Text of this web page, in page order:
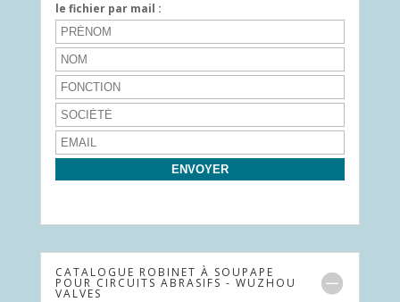
le fichier par mail :
CATALOGUE ROBINET À SOUPAPE
POUR CIRCUITS ABRASIFS - WUZHOU
VALVES